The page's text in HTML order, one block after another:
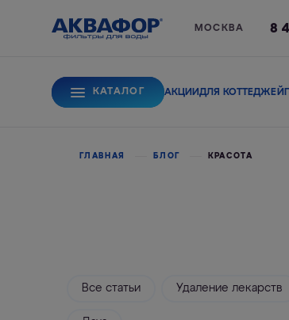
МОСКВА 8
КАТАЛОГ АКЦИИДЛЯ КОТТЕДЖЕЙ
ГЛАВНАЯ БЛОГ КРАСОТА
Все статьи Удаление лекарств